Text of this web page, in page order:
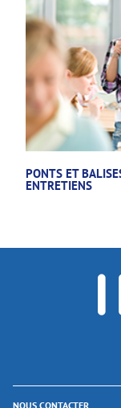
PONTS ET
ENTRETIENS
NOUS CONTACTER